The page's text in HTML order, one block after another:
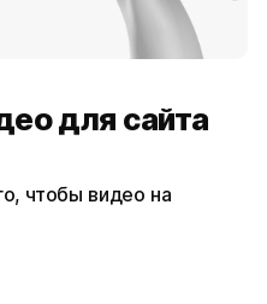
для сайта
чтобы видео на